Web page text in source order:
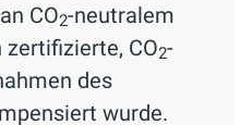
CO2-neutralem
zertifizierte, CO2-
des
wurde.